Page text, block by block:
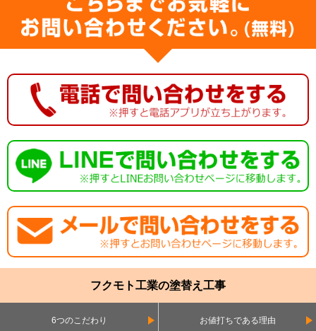
フクモト工業の塗替え工事
6つのこだわり お値打ちである理由